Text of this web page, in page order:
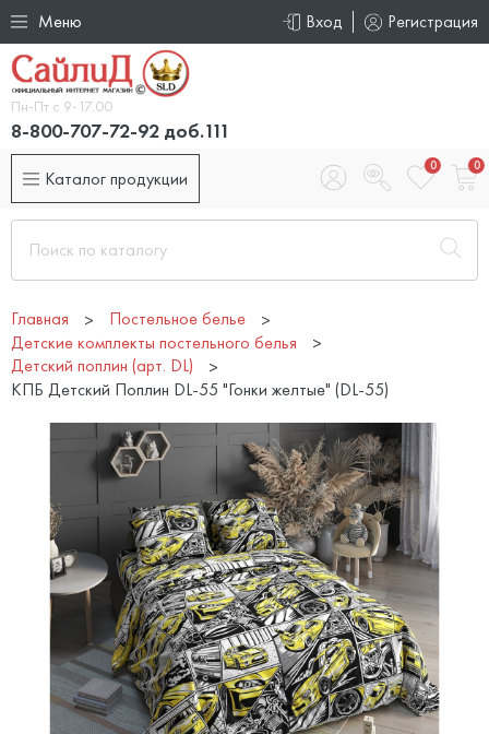
Меню Вход Регистрация
Пн-Пт с 9-17.00
8-800-707-72-92 доб.111
Каталог продукции
0 0
Главная
Постельное белье
Детские комплекты постельного белья
Детский поплин (арт. DL)
КПБ Детский Поплин DL-55 "Гонки желтые" (DL-55)